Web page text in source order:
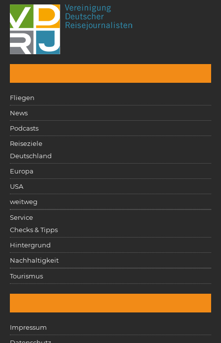
Fliegen
News
Podcasts
Reiseziele
Deutschland
Europa
USA
weitweg
Service
Checks & Tipps
Hintergrund
Nachhaltigkeit
Tourismus
Impressum